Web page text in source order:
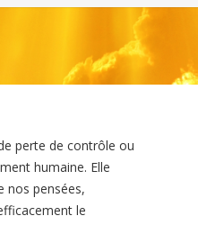
perte de contrôle ou
humaine. Elle
nos pensées,
le